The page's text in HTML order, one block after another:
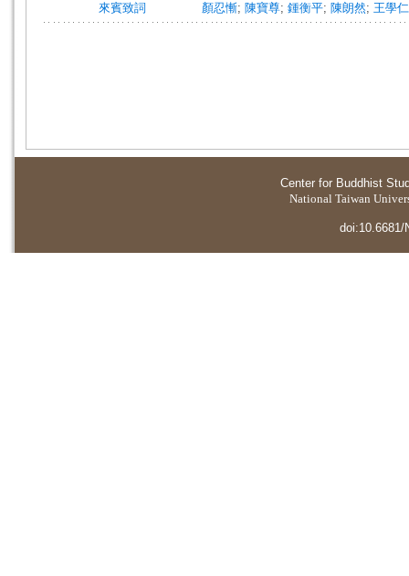
來賓致詞 顏忍慚; 陳寶尊; 鍾衡平; 陳朗然; 王學仁
Center for Buddhist
National Taiwan
doi:10.6681/